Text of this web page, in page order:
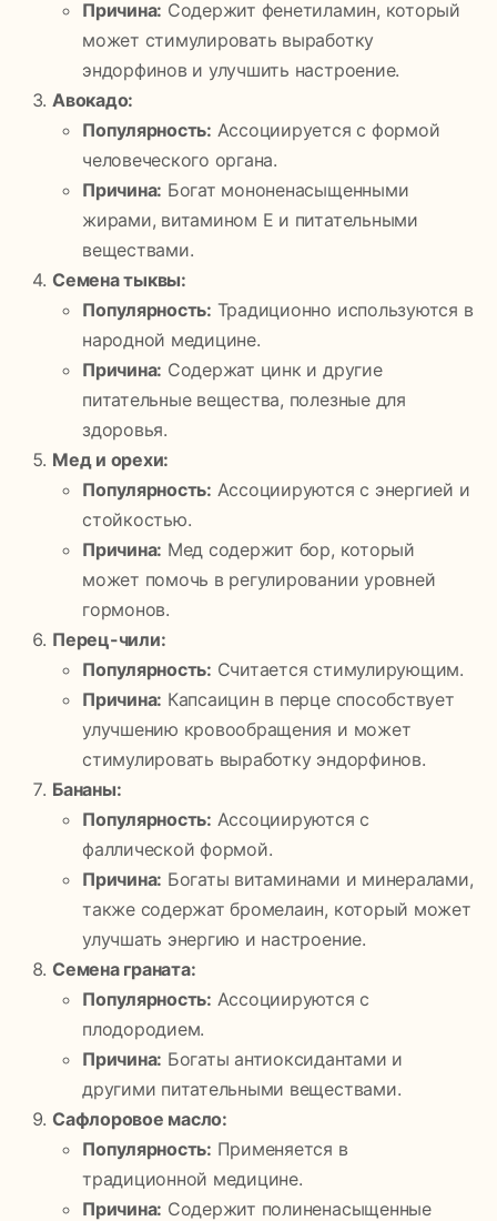
Причина: Содержит фенетиламин, который
может стимулировать выработку
эндорфинов и улучшить настроение.
Авокадо:
Популярность: Ассоциируется с формой
человеческого органа.
Причина: Богат мононенасыщенными
жирами, витамином E и питательными
веществами.
Семена тыквы:
Популярность: Традиционно используются в
народной медицине.
Причина: Содержат цинк и другие
питательные вещества, полезные для
здоровья.
Мед и орехи:
Популярность: Ассоциируются с энергией и
стойкостью.
Причина: Мед содержит бор, который
может помочь в регулировании уровней
гормонов.
Перец-чили:
Популярность: Считается стимулирующим.
Причина: Капсаицин в перце способствует
улучшению кровообращения и может
стимулировать выработку эндорфинов.
Бананы:
Популярность: Ассоциируются с
фаллической формой.
Причина: Богаты витаминами и минералами,
также содержат бромелаин, который может
улучшать энергию и настроение.
Семена граната:
Популярность: Ассоциируются с
плодородием.
Причина: Богаты антиоксидантами и
другими питательными веществами.
Сафлоровое масло:
Популярность: Применяется в
традиционной медицине.
Причина: Содержит полиненасыщенные